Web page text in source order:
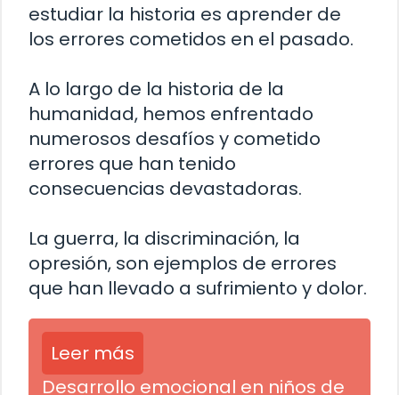
estudiar la historia es aprender de
los errores cometidos en el pasado.
A lo largo de la historia de la
humanidad, hemos enfrentado
numerosos desafíos y cometido
errores que han tenido
consecuencias devastadoras.
La guerra, la discriminación, la
opresión, son ejemplos de errores
que han llevado a sufrimiento y dolor.
Leer más
Desarrollo emocional en niños de